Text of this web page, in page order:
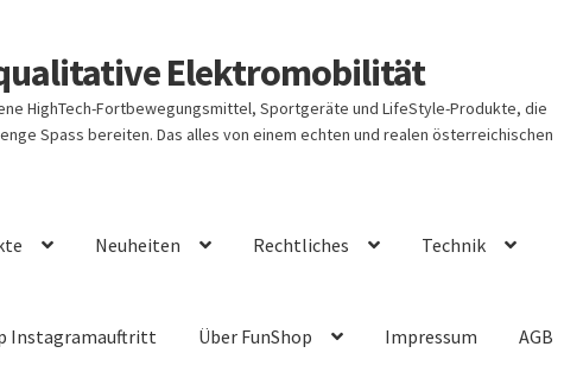
Elektromobilität
HighTech-Fortbewegungsmittel, Sportgeräte und LifeStyle-Produkte, die
Spass bereiten. Das alles von einem echten und realen österreichischen
Neuheiten Rechtliches Technik
Instagramauftritt Über FunShop Impressum AGB